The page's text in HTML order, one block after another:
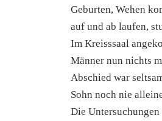
Geburten, Wehen
auf und ab laufen,
Im Kreisssaal
Männer nun nichts
Abschied war
Sohn noch nie
Die